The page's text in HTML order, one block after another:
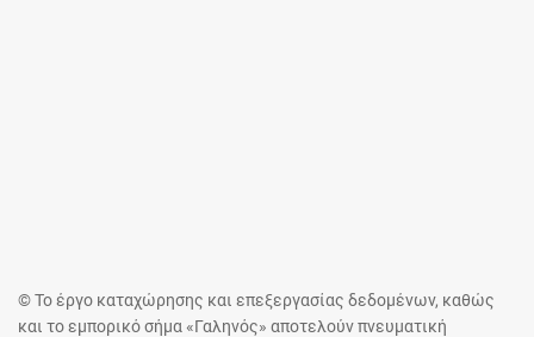
© Το έργο καταχώρησης και επεξεργασίας δεδομένων, καθώς
και το εμπορικό σήμα «Γαληνός» αποτελούν πνευματική